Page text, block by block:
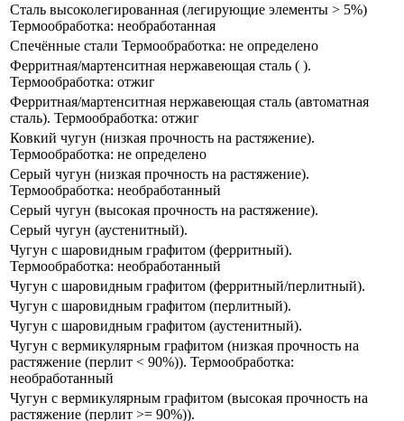
Сталь высоколегированная (легирующие элементы > 5%)
Термообработка: необработанная
Спечённые стали Термообработка: не определено
Ферритная/мартенситная нержавеющая сталь (​ ).
Термообработка: отжиг
Ферритная/мартенситная нержавеющая сталь (автоматная
сталь). Термообработка: отжиг
Ковкий чугун​ (низкая прочность на растяжение​).
Термообработка: не определено​
Серый чугун (низкая прочность на растяжение).
Термообработка: необработанный
Серый чугун (высокая прочность на растяжение).
Серый чугун (аустенитный).
Чугун с шаровидным графитом (ферритный).
Термообработка: необработанный​
Чугун с шаровидным графитом (ферритный/перлитный).
Чугун с шаровидным графитом (перлитный).
Чугун с шаровидным графитом (аустенитный).
Чугун ​с вермикулярным графитом (низкая прочность на
растяжение​ (перлит < 90%)). Термообработка:
необработанный​
Чугун ​с вермикулярным графитом (высокая прочность на
растяжение (перлит >= 90%)).